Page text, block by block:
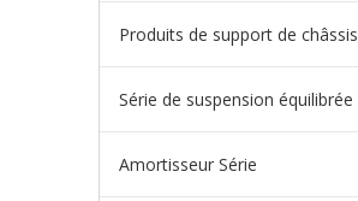
Produits de support de châssis
Série de suspension équilibrée
Amortisseur Série